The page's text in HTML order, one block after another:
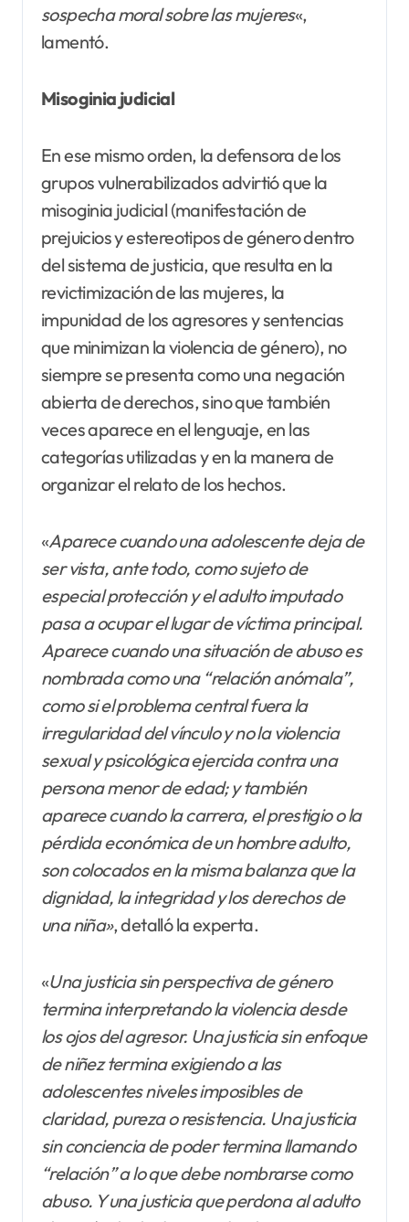
sospecha moral sobre las mujeres«,
lamentó.
Misoginia judicial
En ese mismo orden, la defensora de los
grupos vulnerabilizados advirtió que la
misoginia judicial (manifestación de
prejuicios y estereotipos de género dentro
del sistema de justicia, que resulta en la
revictimización de las mujeres, la
impunidad de los agresores y sentencias
que minimizan la violencia de género), no
siempre se presenta como una negación
abierta de derechos, sino que también
veces aparece en el lenguaje, en las
categorías utilizadas y en la manera de
organizar el relato de los hechos.
«Aparece cuando una adolescente deja de
ser vista, ante todo, como sujeto de
especial protección y el adulto imputado
pasa a ocupar el lugar de víctima principal.
Aparece cuando una situación de abuso es
nombrada como una “relación anómala”,
como si el problema central fuera la
irregularidad del vínculo y no la violencia
sexual y psicológica ejercida contra una
persona menor de edad; y también
aparece cuando la carrera, el prestigio o la
pérdida económica de un hombre adulto,
soncolocados en la misma balanza que la
dignidad, la integridad y los derechos de
una niña», detalló la experta.
«Una justicia sin perspectiva de género
termina interpretando la violencia desde
los ojos del agresor. Una justicia sin enfoque
de niñez termina exigiendo a las
adolescentes niveles imposibles de
claridad, pureza o resistencia. Una justicia
sin conciencia de poder termina llamando
“relación” a lo que debe nombrarse como
abuso. Y una justicia que perdona al adulto